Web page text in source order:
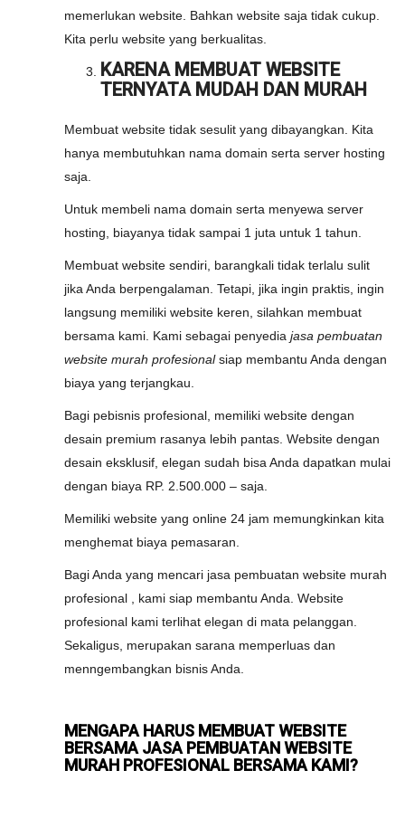
memerlukan website. Bahkan website saja tidak cukup.
Kita perlu website yang berkualitas.
KARENA MEMBUAT WEBSITE
TERNYATA MUDAH DAN MURAH
Membuat website tidak sesulit yang dibayangkan. Kita
hanya membutuhkan nama domain serta server hosting
saja.
Untuk membeli nama domain serta menyewa server
hosting, biayanya tidak sampai 1 juta untuk 1 tahun.
Membuat website sendiri, barangkali tidak terlalu sulit
jika Anda berpengalaman. Tetapi, jika ingin praktis, ingin
langsung memiliki website keren, silahkan membuat
bersama kami. Kami sebagai penyedia jasa pembuatan
website murah profesionalsiap membantu Anda dengan
biaya yang terjangkau.
Bagi pebisnis profesional, memiliki website dengan
desain premium rasanya lebih pantas. Website dengan
desain eksklusif, elegan sudah bisa Anda dapatkan mulai
dengan biaya RP. 2.500.000 – saja.
Memiliki website yang online 24 jam memungkinkan kita
menghemat biaya pemasaran.
Bagi Anda yang mencari jasa pembuatan website murah
profesional , kami siap membantu Anda. Website
profesional kami terlihat elegan di mata pelanggan.
Sekaligus, merupakan sarana memperluas dan
menngembangkan bisnis Anda.
MENGAPA HARUS MEMBUAT WEBSITE
BERSAMA JASA PEMBUATAN WEBSITE
MURAH PROFESIONAL BERSAMA KAMI?